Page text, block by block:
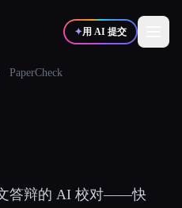
✦用 AI 提交
PaperCheck
答辩的 AI 校对——快